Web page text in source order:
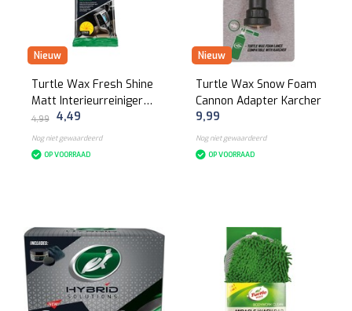
Nieuw
Turtle Wax Fresh Shine
Matt Interieurreiniger
doekjes 24 stuks
4,99 4,49
Nog niet gewaardeerd
OP VOORRAAD
Nieuw
Turtle Wax Snow Foam
Cannon Adapter Karcher
9,99
Nog niet gewaardeerd
OP VOORRAAD